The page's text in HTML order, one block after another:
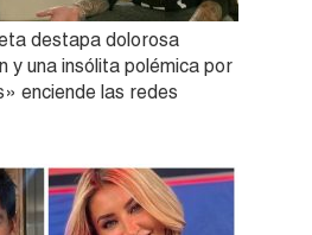
destapa dolorosa
y una insólita polémica por
enciende las redes